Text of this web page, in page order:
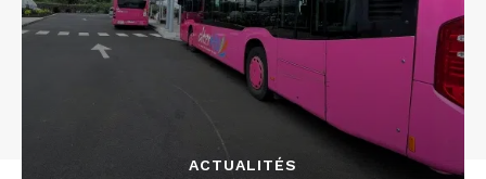
ACTUALITÉS